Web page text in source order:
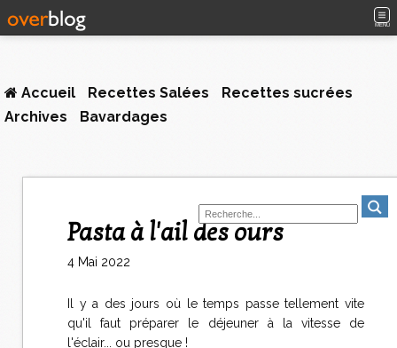
MENU
Accueil Recettes Salées
Recettes sucrées
Archives
Bavardages
Pasta à l'ail des ours
4 Mai 2022
Il y a des jours où le temps passe tellement vite
qu'il faut préparer le déjeuner à la vitesse de
l'éclair... ou presque !